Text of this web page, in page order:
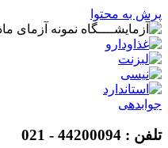
پرش به محتوا
جوابدهی
تلفن : 44200094 - 021